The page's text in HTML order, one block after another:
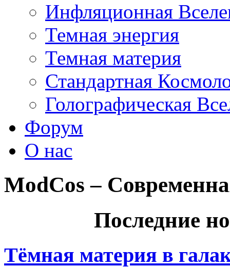
Инфляционная
Темная энергия
Темная материя
Стандартная
Голографическая
Форум
О нас
ModCos –
Последние
Тёмная материя в